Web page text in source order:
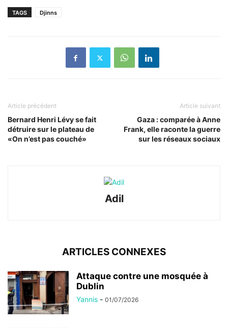
TAGS Djinns
Article précédent
Bernard Henri Lévy se fait
détruire sur le plateau de
«On n’est pas couché»
Article suivant
Gaza : comparée à Anne
Frank, elle raconte la guerre
sur les réseaux sociaux
Adil
ARTICLES CONNEXES
Attaque contre une mosquée à
Dublin
Yannis - 01/07/2026